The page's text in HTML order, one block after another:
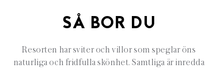
SÅ BOR DU
Resorten har sviter och villor som speglar öns
naturliga och fridfulla skönhet. Samtliga är inredda